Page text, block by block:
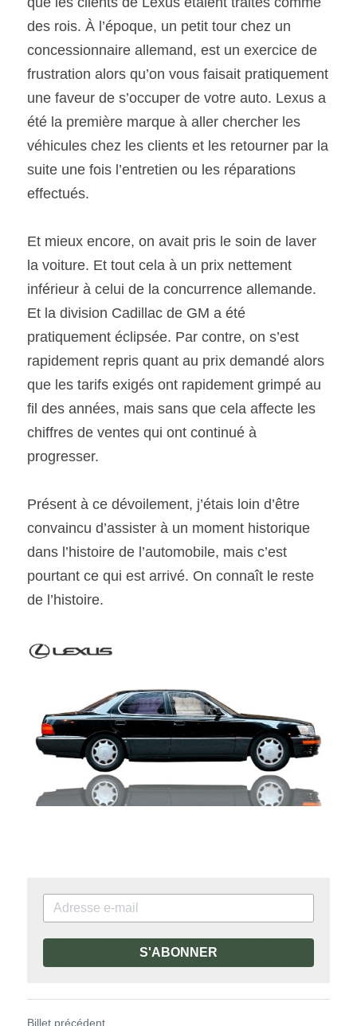
des rois. À l’époque, un petit tour chez un
concessionnaire allemand, est un exercice de
frustration alors qu’on vous faisait pratiquement
une faveur de s’occuper de votre auto. Lexus a
été la première marque à aller chercher les
véhicules chez les clients et les retourner par la
suite une fois l’entretien ou les réparations
effectués.
Et mieux encore, on avait pris le soin de laver
la voiture. Et tout cela à un prix nettement
inférieur à celui de la concurrence allemande.
Et la division Cadillac de GM a été
pratiquement éclipsée. Par contre, on s’est
rapidement repris quant au prix demandé alors
que les tarifs exigés ont rapidement grimpé au
fil des années, mais sans que cela affecte les
chiffres de ventes qui ont continué à
progresser.
Présent à ce dévoilement, j’étais loin d’être
convaincu d’assister à un moment historique
dans l’histoire de l’automobile, mais c’est
pourtant ce qui est arrivé. On connaît le reste
de l’histoire.
S'ABONNER
Billet précédent